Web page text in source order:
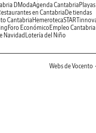
DModaAgenda CantabriaPlayas
en CantabriaDe tiendas
CantabriaHemeroteca
Foro EconómicoEmpleo Cantabria
NavidadLotería del Niño
Webs de Vocento